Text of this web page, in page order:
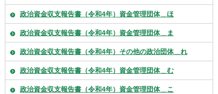
政治資金収支報告書（令和4年）資金管理団体＿ほ
政治資金収支報告書（令和4年）資金管理団体＿ま
政治資金収支報告書（令和4年）その他の政治団体＿れ
政治資金収支報告書（令和4年）資金管理団体＿む
政治資金収支報告書（令和4年）資金管理団体＿こ